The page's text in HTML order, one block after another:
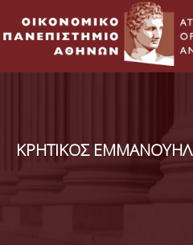
ΚΡΗΤΙΚΟΣ ΕΜΜΑΝΟΥΗΛ